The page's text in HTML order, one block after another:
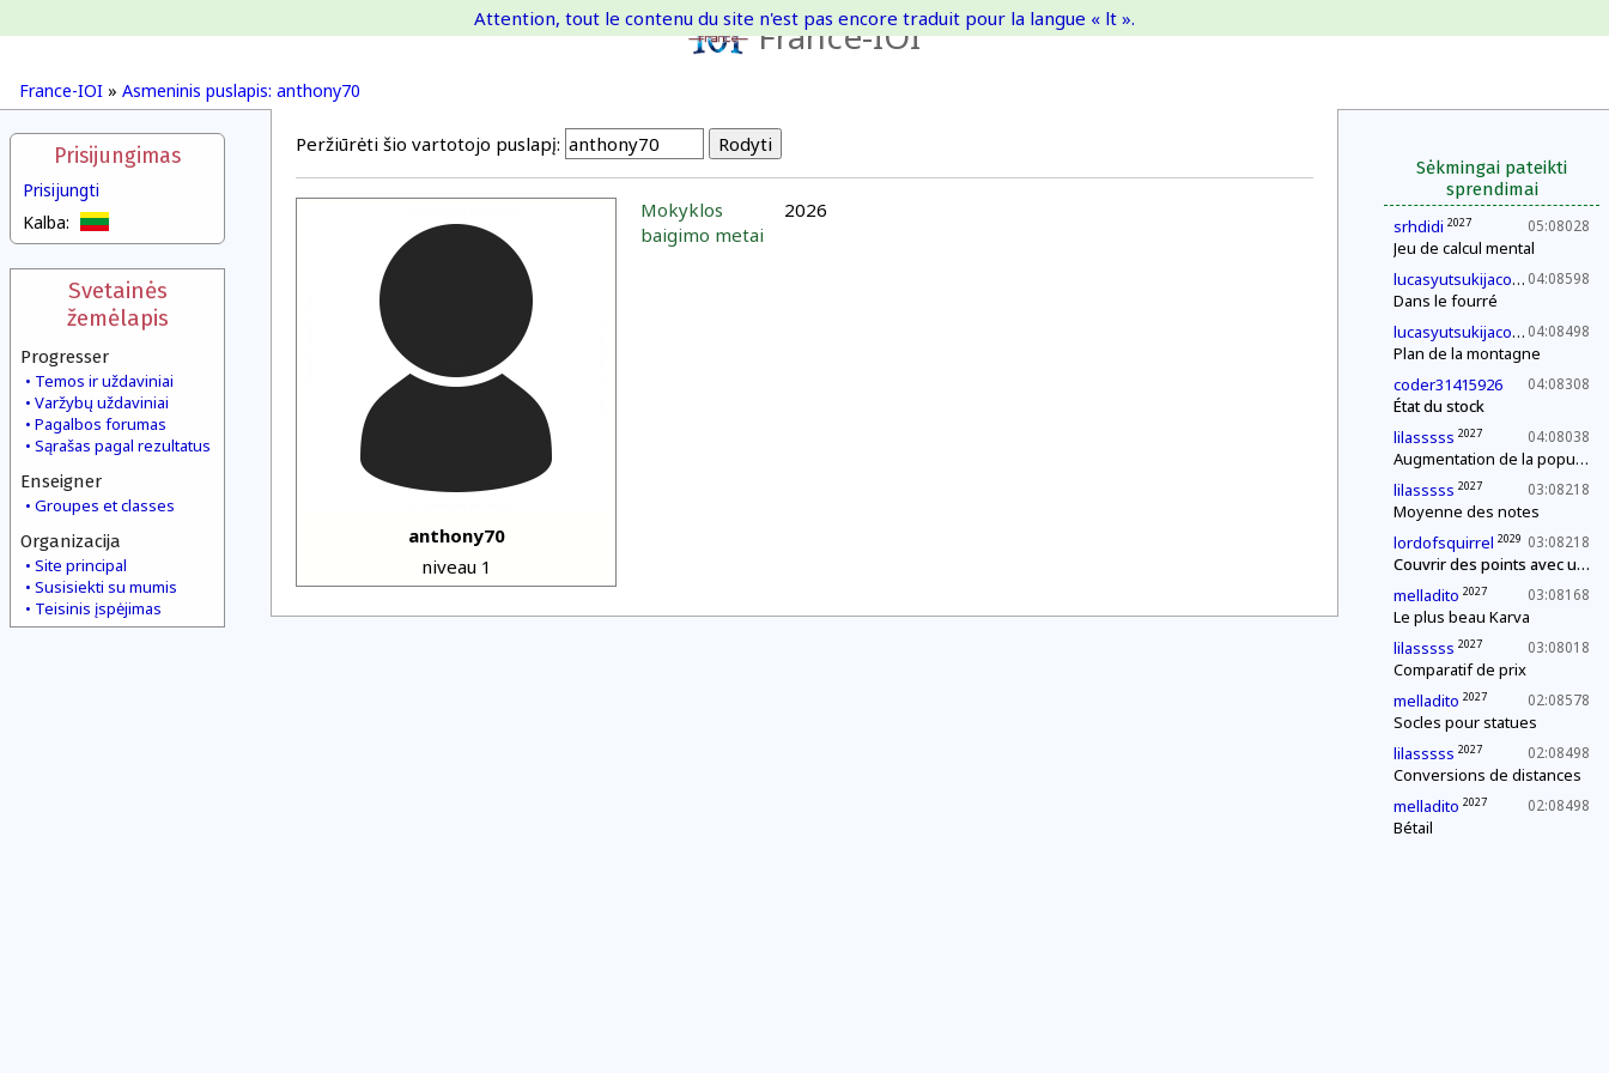
France-IOI
France-IOI » Asmeninis puslapis: anthony70
Attention, tout le contenu du site n'est pas encore traduit pour la langue « lt ».
Prisijungimas
Prisijungti
Kalba:
Svetainės
žemėlapis
Progresser
Temos ir uždaviniai
Varžybų uždaviniai
Pagalbos forumas
Sąrašas pagal rezultatus
Enseigner
Groupes et classes
Organizacija
Site principal
Susisiekti su mumis
Teisinis įspėjimas
Sėkmingai pateikti
sprendimai
05:08028
srhdidi 2027
Jeu de calcul mental
04:08598
lucasyutsukijacono 2030
Dans le fourré
04:08498
lucasyutsukijacono 2030
Plan de la montagne
04:08308
coder31415926
État du stock
04:08038
lilasssss 2027
Augmentation de la population
03:08218
lilasssss 2027
Moyenne des notes
03:08218
lordofsquirrel 2029
Couvrir des points avec un segment de longueur fixe
03:08168
melladito 2027
Le plus beau Karva
03:08018
lilasssss 2027
Comparatif de prix
02:08578
melladito 2027
Socles pour statues
02:08498
lilasssss 2027
Conversions de distances
02:08498
melladito 2027
Bétail
Peržiūrėti šio vartotojo puslapį:
anthony70
niveau 1
Mokyklos
baigimo metai
2026